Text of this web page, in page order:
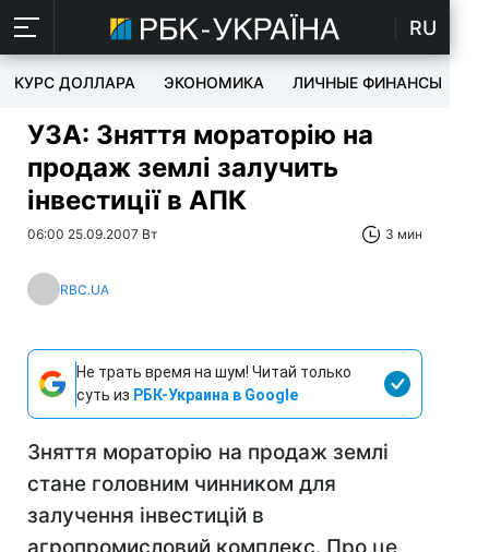
RU
КУРС ДОЛЛАРА ЭКОНОМИКА ЛИЧНЫЕ ФИНАНСЫ
УЗА: Зняття мораторію на
продаж землі залучить
інвестиції в АПК
06:00 25.09.2007 Вт 3 мин
RBC.UA
Не трать время на шум! Читай только
суть из РБК-Украина в Google
Зняття мораторію на продаж землі
стане головним чинником для
залучення інвестицій в